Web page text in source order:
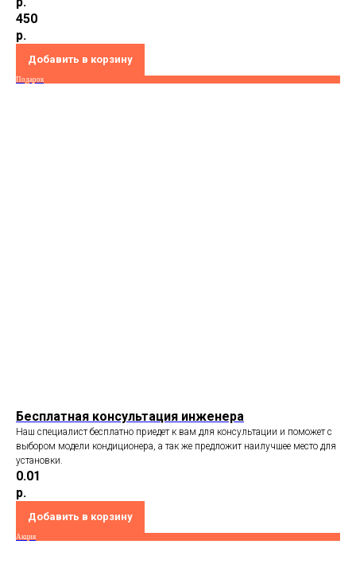
450
р.
Добавить в корзину
Подарок
Бесплатная консультация инженера
Наш специалист бесплатно приедет к вам для консультации и поможет с
выбором модели кондиционера, а так же предложит наилучшее место для
установки.
0.01
р.
Добавить в корзину
Акция